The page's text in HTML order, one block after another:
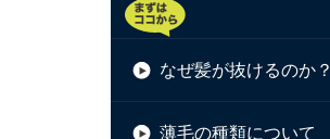
なぜ髪が抜けるのか？
薄毛の種類について